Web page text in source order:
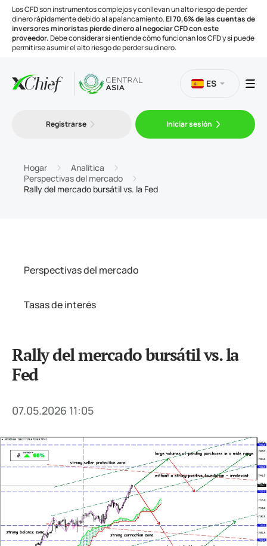
Los CFD son instrumentos complejos y conllevan un alto riesgo de perder
dinero rápidamente debido al apalancamiento.El 70,6% de las cuentas de
inversores minoristas pierde dinero al negociar CFD con este
proveedor.Debe considerar si entiende cómo funcionan los CFD y si puede
permitirse asumir el alto riesgo de perder su dinero.
Herramientas
ES
Registrarse Iniciar sesión
Hogar
Analítica
Perspectivas del mercado
Rally del mercado bursátil vs. la Fed
Perspectivas del mercado
Tasas de interés
Rally del mercado bursátil vs. la
Fed
07.05.2026 11:05